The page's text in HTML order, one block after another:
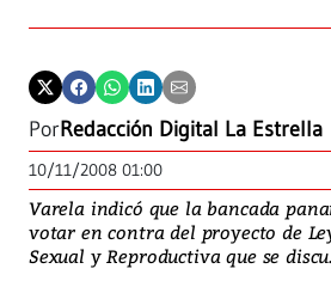
PorRedacción Digital La Estrella
10/11/2008 01:00
Varela indicó que la bancada
votar en contra del proyecto de
Sexual y Reproductiva que se